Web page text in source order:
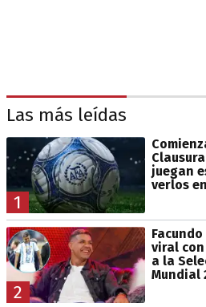
Las más leídas
1
juegan
verlos
2
viral
a la
Mundial